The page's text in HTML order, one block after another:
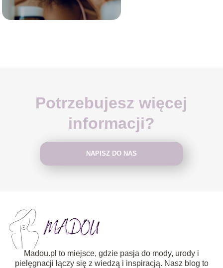
Potrzebujesz więcej
informacji?
NAPISZ DO NAS
Madou.pl to miejsce, gdzie pasja do mody, urody i
pielęgnacji łączy się z wiedzą i inspiracją. Nasz blog to